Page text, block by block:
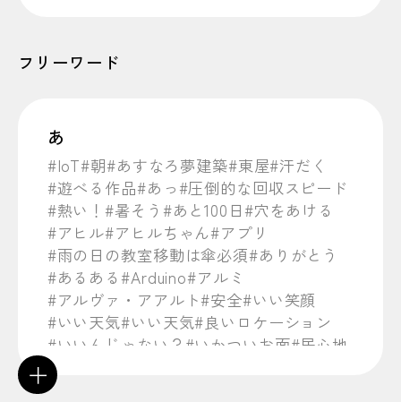
フリーワード
あ
#IoT#朝#あすなろ夢建築#東屋#汗だく
#遊べる作品#あっ #圧倒的な回収スピード
#熱い！ #暑そう #あと100日 #穴をあける
#アヒル#アヒルちゃん#アプリ
#雨の日の教室移動は傘必須#ありがとう
#あるある #Arduino#アルミ
#アルヴァ・アアルト#安全#いい笑顔
#いい天気#いい天気#良いロケーション
#いいんじゃない？ #いかついお面#居心地
#イタリア
#行ってみたい
＋